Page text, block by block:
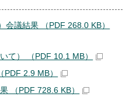
議結果 （PDF 268.0 KB）
て） （PDF 10.1 MB）
2.9 MB）
（PDF 728.6 KB）